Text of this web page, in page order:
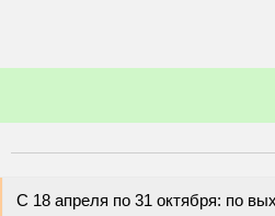
С 18 апреля по 31 октября: по